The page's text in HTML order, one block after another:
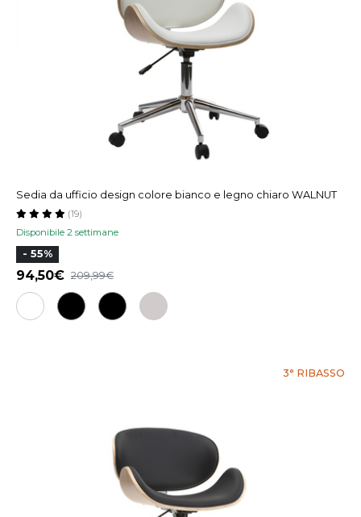
Sedia da ufficio design colore bianco e legno chiaro WALNUT
Disponibile 2 settimane
(19)
- 55%
94,50 209,99
3° RIBASSO